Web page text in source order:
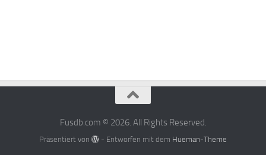
Fusdb.com © 2026. All Rights Reserved.
Präsentiert von - Entworfen mit dem Hueman-Theme